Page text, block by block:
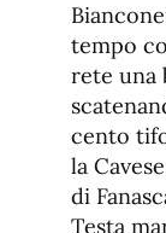
tempo
rete una
cento
la
di
Testa